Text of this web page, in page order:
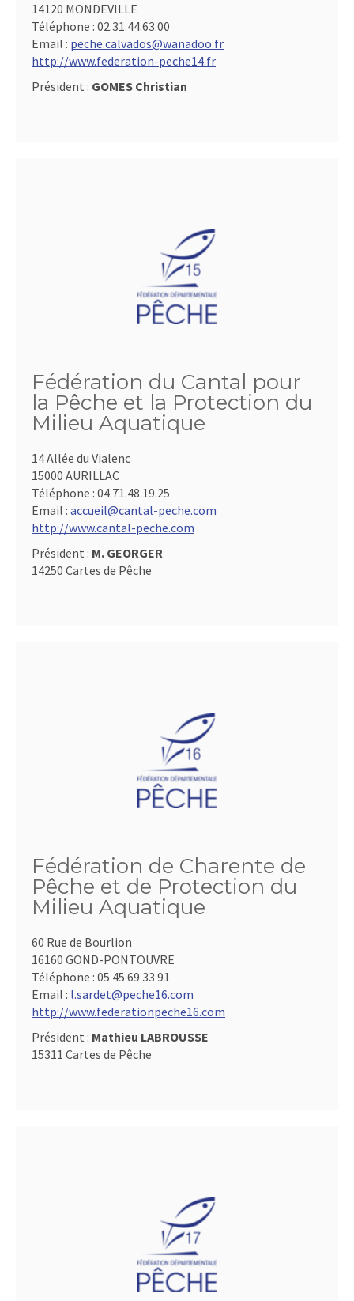
14120 MONDEVILLE
Téléphone : 02.31.44.63.00
Email : peche.calvados@wanadoo.fr
http://www.federation-peche14.fr
Président : GOMES Christian
Fédération du Cantal pour
la Pêche et la Protection du
Milieu Aquatique
14 Allée du Vialenc
15000 AURILLAC
Téléphone : 04.71.48.19.25
Email : accueil@cantal-peche.com
http://www.cantal-peche.com
Président : M. GEORGER
14250 Cartes de Pêche
Fédération de Charente de
Pêche et de Protection du
Milieu Aquatique
60 Rue de Bourlion
16160 GOND-PONTOUVRE
Téléphone : 05 45 69 33 91
Email : l.sardet@peche16.com
http://www.federationpeche16.com
Président : Mathieu LABROUSSE
15311 Cartes de Pêche